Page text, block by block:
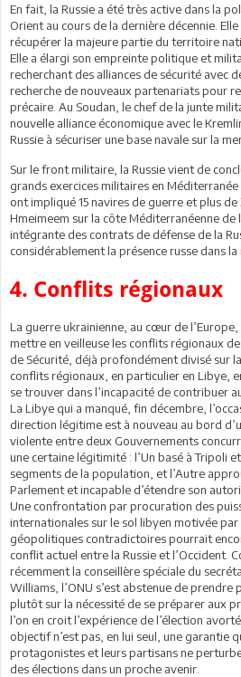
En fait, la Russie a été très active dans la
Orient au cours de la dernière décennie.
récupérer la majeure partie du territoire
Elle a élargi son empreinte politique et
recherchant des alliances de sécurité avec
recherche de nouveaux partenariats pour
précaire. Au Soudan, le chef de la junte
nouvelle alliance économique avec le
Russie à sécuriser une base navale sur la
Sur le front militaire, la Russie vient de
grands exercices militaires en
ont impliqué 15 navires de guerre et plus
Hmeimeem sur la côte Méditerranéenne
intégrante des contrats de défense de la
considérablement la présence russe dans la
4. Conflits régionaux
La guerre ukrainienne, au cœur de
mettre en veilleuse les conflits régionaux
de Sécurité, déjà profondément divisé sur
conflits régionaux, en particulier en Libye,
se trouver dans l’incapacité de contribuer
La Libye qui a manqué, fin décembre,
direction légitime est à nouveau au bord
violente entre deux Gouvernements
une certaine légitimité : l’Un basé à Tripoli
segments de la population, et l’Autre
Parlement et incapable d’étendre son
Une confrontation par procuration des
internationales sur le sol libyen motivée
géopolitiques contradictoires pourrait
conflit actuel entre la Russie et l’Occident.
récemment la conseillère spéciale du
Williams, l’ONU s’est abstenue de
plutôt sur la nécessité de se préparer aux
l’on en croit l’expérience de l’élection
objectif n’est pas, en lui seul, une garantie
protagonistes et leurs partisans ne
des élections dans un proche avenir.